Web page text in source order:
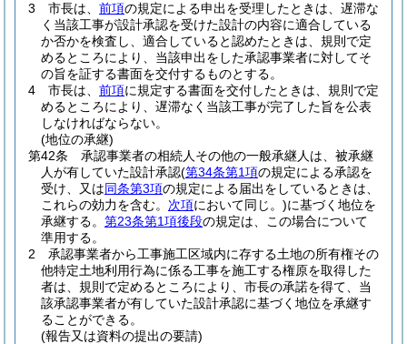
3
市長は、 前項の規定による申出を受理したときは、遅滞な
く当該工事が設計承認を受けた設計の内容に適合している
か否かを検査し、適合していると認めたときは、規則で定
めるところにより、当該申出をした承認事業者に対してそ
の旨を証する書面を交付するものとする。
4
市長は、 前項に規定する書面を交付したときは、規則で定
めるところにより、遅滞なく当該工事が完了した旨を公表
しなければならない。
(地位の承継)
第42条
承認事業者の相続人その他の一般承継人は、被承継
人が有していた設計承認(第34条第1項の規定による承認を
受け、又は同条第3項の規定による届出をしているときは、
これらの効力を含む。 次項において同じ。)に基づく地位を
承継する。 第23条第1項後段の規定は、この場合について
準用する。
2
承認事業者から工事施工区域内に存する土地の所有権その
他特定土地利用行為に係る工事を施工する権原を取得した
者は、規則で定めるところにより、市長の承諾を得て、当
該承認事業者が有していた設計承認に基づく地位を承継す
ることができる。
(報告又は資料の提出の要請)